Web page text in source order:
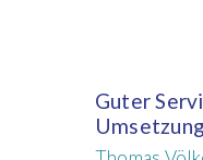
Guter
Umsetzung